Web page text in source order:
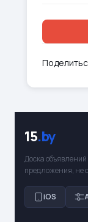
15.by
Доска
предложения, не
iOS